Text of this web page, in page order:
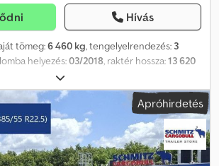
Hívás
tömeg:6 460 kg, tengelyelrendezés: 3
helyezés:03/2018 , raktér hossza:13 620
2 480 mm
101 m³, abroncs méret:385/55 R22,5,
ABS
, Saját tömeg: 6460 kg, DIN EN
Raktér (Ho Sz Ma): 13 620 mm x 2 480
méret: 385/55 R22.5, Raktér térfogata: 101 m³,
, 3. tengely: , önszintező felfüggesztés,
Apróhirdetés